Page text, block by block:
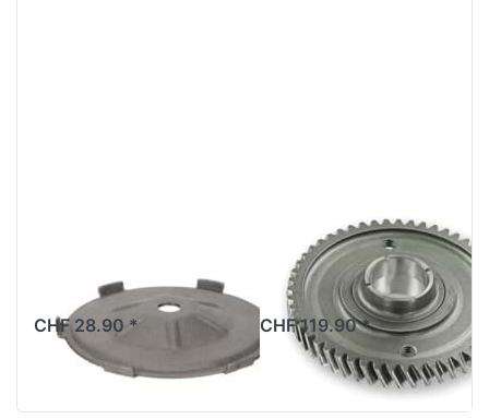
Original
CHF 28.90 *
Zahnrad 1. Gang
Beta 521 & 512,
Original
CHF 119.90 *